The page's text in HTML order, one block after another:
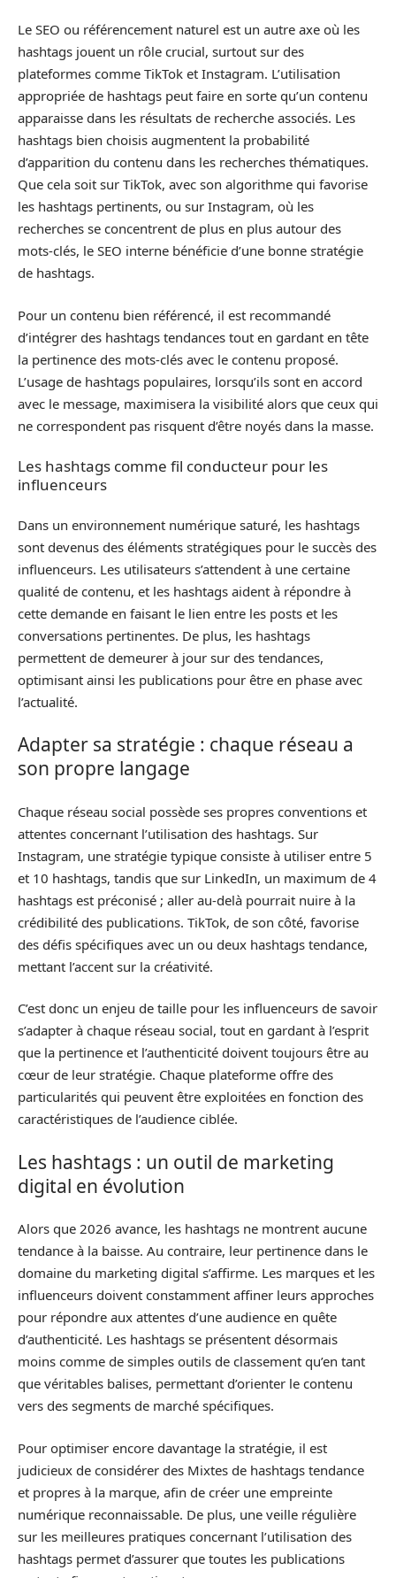
Le SEO ou référencement naturel est un autre axe où les
hashtags jouent un rôle crucial, surtout sur des
plateformes comme TikTok et Instagram. L’utilisation
appropriée de hashtags peut faire en sorte qu’un contenu
apparaisse dans les résultats de recherche associés. Les
hashtags bien choisis augmentent la probabilité
d’apparition du contenu dans les recherches thématiques.
Que cela soit sur TikTok, avec son algorithme qui favorise
les hashtags pertinents, ou sur Instagram, où les
recherches se concentrent de plus en plus autour des
mots-clés, le SEO interne bénéficie d’une bonne stratégie
de hashtags.
Pour un contenu bien référencé, il est recommandé
d’intégrer des hashtags tendances tout en gardant en tête
la pertinence des mots-clés avec le contenu proposé.
L’usage de hashtags populaires, lorsqu’ils sont en accord
avec le message, maximisera la visibilité alors que ceux qui
ne correspondent pas risquent d’être noyés dans la masse.
Les hashtags comme fil conducteur pour les
influenceurs
Dans un environnement numérique saturé, les hashtags
sont devenus des éléments stratégiques pour le succès des
influenceurs. Les utilisateurs s’attendent à une certaine
qualité de contenu, et les hashtags aident à répondre à
cette demande en faisant le lien entre les posts et les
conversations pertinentes. De plus, les hashtags
permettent de demeurer à jour sur des tendances,
optimisant ainsi les publications pour être en phase avec
l’actualité.
Adapter sa stratégie : chaque réseau a
son propre langage
Chaque réseau social possède ses propres conventions et
attentes concernant l’utilisation des hashtags. Sur
Instagram, une stratégie typique consiste à utiliser entre 5
et 10 hashtags, tandis que sur LinkedIn, un maximum de 4
hashtags est préconisé ; aller au-delà pourrait nuire à la
crédibilité des publications. TikTok, de son côté, favorise
des défis spécifiques avec un ou deux hashtags tendance,
mettant l’accent sur la créativité.
C’est donc un enjeu de taille pour les influenceurs de savoir
s’adapter à chaque réseau social, tout en gardant à l’esprit
que la pertinence et l’authenticité doivent toujours être au
cœur de leur stratégie. Chaque plateforme offre des
particularités qui peuvent être exploitées en fonction des
caractéristiques de l’audience ciblée.
Les hashtags : un outil de marketing
digital en évolution
Alors que 2026 avance, les hashtags ne montrent aucune
tendance à la baisse. Au contraire, leur pertinence dans le
domaine du marketing digital s’affirme. Les marques et les
influenceurs doivent constamment affiner leurs approches
pour répondre aux attentes d’une audience en quête
d’authenticité. Les hashtags se présentent désormais
moins comme de simples outils de classement qu’en tant
que véritables balises, permettant d’orienter le contenu
vers des segments de marché spécifiques.
Pour optimiser encore davantage la stratégie, il est
judicieux de considérer des Mixtes de hashtags tendance
et propres à la marque, afin de créer une empreinte
numérique reconnaissable. De plus, une veille régulière
sur les meilleures pratiques concernant l’utilisation des
hashtags permet d’assurer que toutes les publications